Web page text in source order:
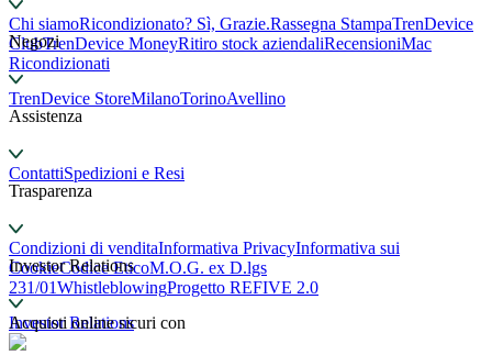
Chi siamoRicondizionato? Sì, Grazie.Rassegna StampaTrenDevice
ClubTrenDevice MoneyRitiro stock aziendaliRecensioniMac
Ricondizionati
Negozi
TrenDevice StoreMilanoTorinoAvellino
Assistenza
ContattiSpedizioni e Resi
Trasparenza
Condizioni di venditaInformativa PrivacyInformativa sui
CookieCodice EticoM.O.G. ex D.lgs
231/01WhistleblowingProgetto REFIVE 2.0
Investor Relations
Investor Relations
Acquisti online sicuri con